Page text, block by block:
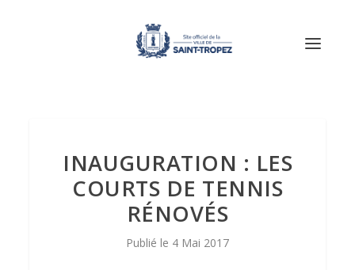
INAUGURATION : LES
COURTS DE TENNIS
RÉNOVÉS
4 Mai 2017